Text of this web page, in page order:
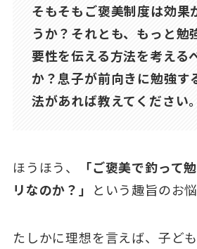
そもそもご褒美制度は効果
うか？それとも、もっと勉
要性を伝える方法を考える
か？息子が前向きに勉強す
法があれば教えてください。
ほうほう、
「ご褒美で釣って
リなのか？」 という趣旨のお
たしかに理想を言えば、子ど